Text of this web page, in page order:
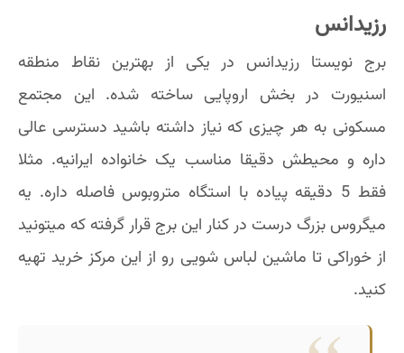
رزیدانس
برج نویستا رزیدانس در یکی از بهترین نقاط منطقه
اسنیورت در بخش اروپایی ساخته شده. این مجتمع
مسکونی به هر چیزی که نیاز داشته باشید دسترسی عالی
داره و محیطش دقیقا مناسب یک خانواده ایرانیه. مثلا
فقط 5 دقیقه پیاده با استگاه متروبوس فاصله داره. یه
میگروس بزرگ درست در کنار این برج قرار گرفته که میتونید
از خوراکی تا ماشین لباس شویی رو از این مرکز خرید تهیه
کنید.